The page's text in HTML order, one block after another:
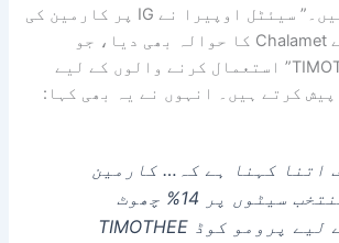
خیال بدل سکتے ہیں۔” سیئٹل اوپیرا نے IG پر کارمین کی
تشہیر کرتے ہوئے Chalamet کا حوالہ بھی دیا، جو
پرومو کوڈ "TIMOTHEE” استعمال کرنے والوں کے لیے
اتنا کہنا ہے کہ… کارمین
کے لیے منتخب سیٹوں پر 14% چھوٹ
بچانے کے لیے پرومو کوڈ TIMOTHEE